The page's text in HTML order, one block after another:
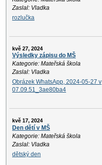
Zaslal: Vladka
rozlučka
kvě 27, 2024
Výsledky zápisu do MŠ
Kategorie: Mateřská škola
Zaslal: Vladka
Obrázek WhatsApp, 2024-05-27 v
07.09.51_3ae80ba4
kvě 17, 2024
Den dětí v MŠ
Kategorie: Mateřská škola
Zaslal: Vladka
dětský den